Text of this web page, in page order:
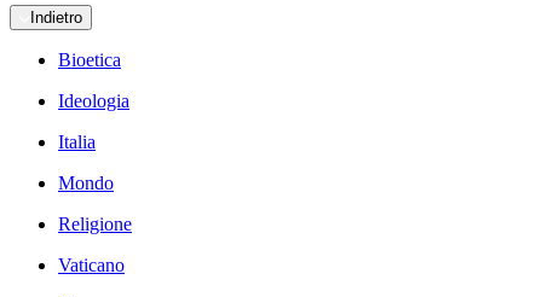
Indietro
Bioetica
Ideologia
Italia
Mondo
Religione
Vaticano